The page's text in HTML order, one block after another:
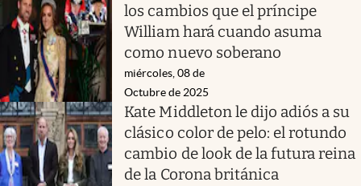
los cambios que el príncipe
William hará cuando asuma
como nuevo soberano
miércoles, 08 de
Octubre de 2025
Kate Middleton le dijo adiós a su
clásico color de pelo: el rotundo
cambio de look de la futura reina
de la Corona británica